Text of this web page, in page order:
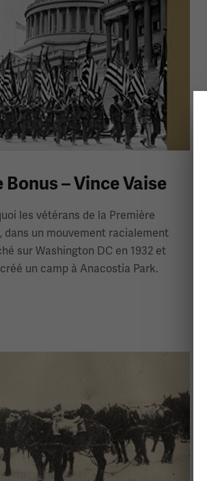
– Vince Vaise
les vétérans de la Première
dans un mouvement racialement
sur Washington DC en 1932 et
un camp à Anacostia Park.